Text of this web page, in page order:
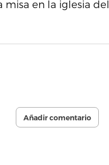
misa en la iglesia del
Añadir comentario